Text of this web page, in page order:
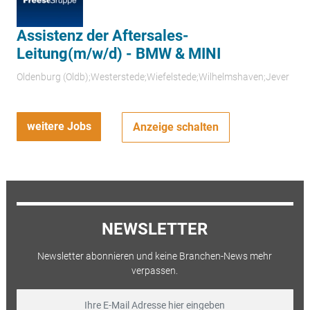
Assistenz der Aftersales-
Leitung(m/w/d) - BMW & MINI
Oldenburg (Oldb);Westerstede;Wiefelstede;Wilhelmshaven;Jever
weitere Jobs Anzeige schalten
NEWSLETTER
Newsletter abonnieren und keine Branchen-News mehr
verpassen.